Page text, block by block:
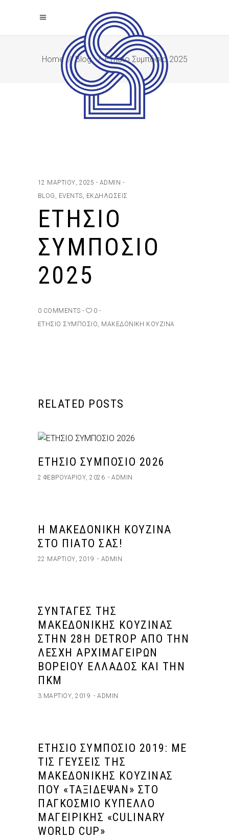
Home/Blog /Ετήσιο Συμπόσιο 2025
12 ΜΑΡΤΊΟΥ, 2025
ADMIN
BLOG , EVENTS, ΕΚΔΗΛΏΣΕΙΣ
ΕΤΉΣΙΟ
ΣΥΜΠΌΣΙΟ
2025
0 COMMENTS
0
ΕΤΉΣΙΟ ΣΥΜΠΌΣΙΟ, ΜΑΚΕΔΟΝΙΚΉ ΚΟΥΖΊΝΑ
RELATED POSTS
ΕΤΗΣΙΟ ΣΥΜΠΟΣΙΟ 2026
2 ΦΕΒΡΟΥΑΡΊΟΥ, 2026 ADMIN
Η ΜΑΚΕΔΟΝΙΚΉ ΚΟΥΖΊΝΑ
ΣΤΟ ΠΙΆΤΟ ΣΑΣ!
22 ΜΑΡΤΊΟΥ, 2019 ADMIN
ΣΥΝΤΑΓΈΣ ΤΗΣ
ΜΑΚΕΔΟΝΙΚΉΣ ΚΟΥΖΊΝΑΣ
ΣΤΗΝ 28Η DETROP ΑΠΌ ΤΗΝ
ΛΈΣΧΗ ΑΡΧΙΜΑΓΕΊΡΩΝ
ΒΟΡΕΊΟΥ ΕΛΛΆΔΟΣ ΚΑΙ ΤΗΝ
ΠΚΜ
3 ΜΑΡΤΊΟΥ, 2019 ADMIN
ΕΤΉΣΙΟ ΣΥΜΠΌΣΙΟ 2019: ΜΕ
ΤΙΣ ΓΕΎΣΕΙΣ ΤΗΣ
ΜΑΚΕΔΟΝΙΚΉΣ ΚΟΥΖΊΝΑΣ
ΠΟΥ «ΤΑΞΊΔΕΨΑΝ» ΣΤΟ
ΠΑΓΚΌΣΜΙΟ ΚΎΠΕΛΛΟ
ΜΑΓΕΙΡΙΚΉΣ «CULINARY
WORLD CUP»